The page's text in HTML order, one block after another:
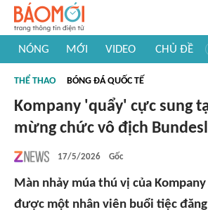
NÓNG MỚI VIDEO CHỦ ĐỀ
#Khám phá thế giới
THỂ THAO BÓNG ĐÁ QUỐC TẾ
Kompany 'quẩy' cực sung
mừng chức vô địch
17/5/2026 Gốc
Màn nhảy múa thú vị của
được một nhân viên buổi tiệc